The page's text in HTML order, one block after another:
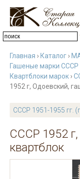
Главная › Каталог ›
Гашеные марки СССР
Квартблоки марок ›
1952 г, Одоевский,
СССР 1951-1955 гг.
СССР 1952
квартблок